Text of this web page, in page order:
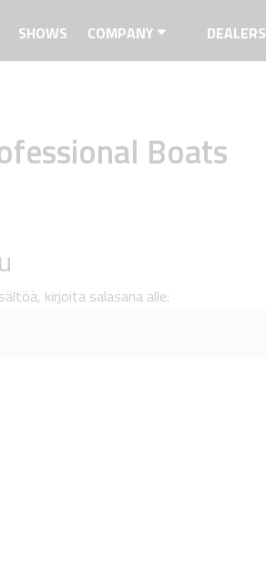
SHOWS COMPANY DEALERS
Boats
kirjoita salasana alle: